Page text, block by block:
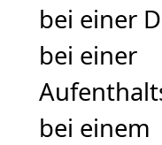
bei einer
bei einer
bei einem